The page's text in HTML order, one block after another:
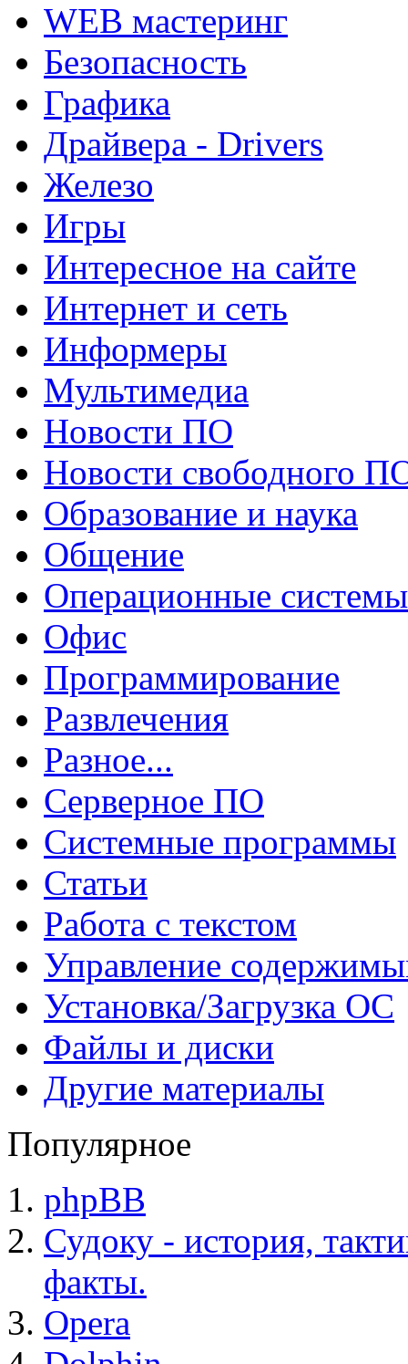
WEB мастеринг
Безопасность
Графика
Драйвера - Drivers
Железо
Игры
Интересное на сайте
Интернет и сеть
Информеры
Мультимедиа
Новости ПО
Новости свободного
Образование и наука
Общение
Операционные системы
Офис
Программирование
Развлечения
Разное...
Серверное ПО
Системные программы
Статьи
Работа с текстом
Управление
Установка/Загрузка ОС
Файлы и диски
Другие материалы
Популярное
phpBB
Судоку - история,
факты.
Opera